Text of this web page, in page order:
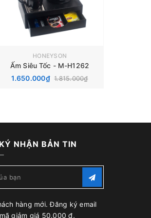
HONEYSON
Ấm Siêu Tốc - M-H1262
1.650.000₫ 1.815.000₫
NHẬN BẢN TIN
hàng mới. Đăng ký email
giảm giá 50.000 đ.